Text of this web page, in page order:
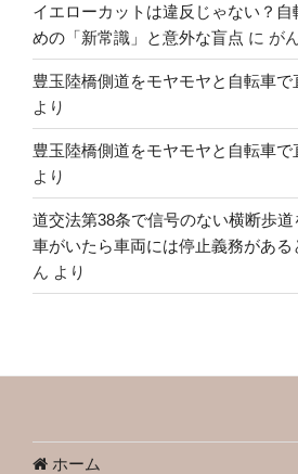
イエローカットは違反じゃない？自
めの「新常識」と意外な盲点 に が
豊玉陸橋側道をモヤモヤと自転車で
より
豊玉陸橋側道をモヤモヤと自転車で
より
道交法第38条で信号のない横断歩
車がいたら車両には停止義務がある
ん より
ホーム